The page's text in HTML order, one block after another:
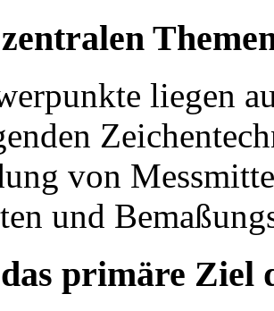
liegen
von
und
primäre Ziel